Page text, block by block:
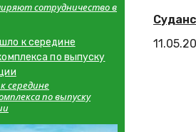
сотрудничество в
середине
по выпуску